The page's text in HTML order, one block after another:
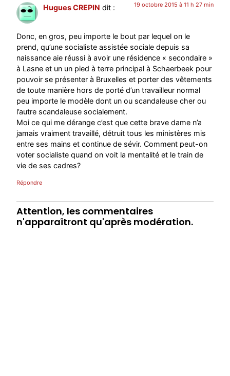
Hugues CREPIN dit : 19 octobre 2015 à 11 h 27 min
Donc, en gros, peu importe le bout par lequel on le
prend, qu’une socialiste assistée sociale depuis sa
naissance aie réussi à avoir une résidence « secondaire »
à Lasne et un un pied à terre principal à Schaerbeek pour
pouvoir se présenter à Bruxelles et porter des vêtements
de toute manière hors de porté d’un travailleur normal
peu importe le modèle dont un ou scandaleuse cher ou
l’autre scandaleuse socialement.
Moi ce qui me dérange c’est que cette brave dame n’a
jamais vraiment travaillé, détruit tous les ministères mis
entre ses mains et continue de sévir. Comment peut-on
voter socialiste quand on voit la mentalité et le train de
vie de ses cadres?
Répondre
Attention, les commentaires
n'apparaîtront qu'après modération.